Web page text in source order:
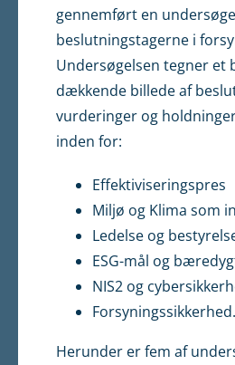
gennemført en
beslutningstagerne i
Undersøgelsen tegner et
dækkende billede af
vurderinger og
inden for:
Effektiviseringspres
Miljø og Klima som
Ledelse og
ESG-mål og
NIS2 og
Forsyningssikkerhed.
Herunder er fem af